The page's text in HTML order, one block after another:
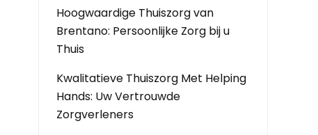
Hoogwaardige Thuiszorg van
Brentano: Persoonlijke Zorg bij u
Thuis
Kwalitatieve Thuiszorg Met Helping
Hands: Uw Vertrouwde
Zorgverleners